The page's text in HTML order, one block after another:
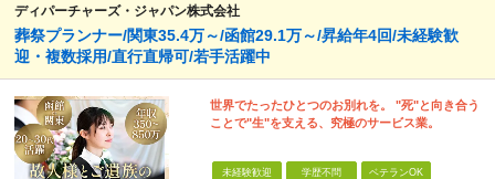
ディパーチャーズ・ジャパン株式会社
葬祭プランナー/関東35.4万～/函館29.1万～/昇給年4回/未経験歓
迎・複数採用/直行直帰可/若手活躍中
世界でたったひとつのお別れを。 "死"と向き合う
ことで"生"を支える、究極のサービス業。
未経験歓迎 学歴不問 ベテランOK